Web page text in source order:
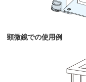
顕微鏡での使用例